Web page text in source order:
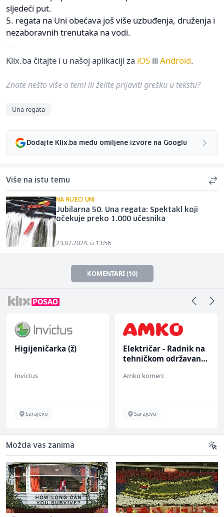
sljedeći put.
5. regata na Uni obećava još više uzbuđenja, druženja i
nezaboravnih trenutaka na vodi.
Klix.ba čitajte i u našoj aplikaciji za iOS ili Android.
Znate nešto više o temi ili želite prijaviti grešku u tekstu?
Una regata
Dodajte Klix.ba među omiljene izvore na Googlu
Više na istu temu
NA RIJECI UNI
Jubilarna 50. Una regata: Spektakl koji
očekuje preko 1.000 učesnika
23.07.2024. u 13:56
KOMENTARI (10)
Higijeničarka (ž)
Invictus
Sarajevo
Električar - Radnik na
tehničkom održavanju
Amko komerc
Sarajevo
Možda vas zanima